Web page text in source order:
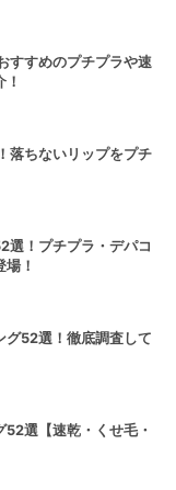
すすめのプチプラや速
落ちないリップをプチ
選！プチプラ・デパコ
！
グ52選！徹底調査して
52選【速乾・くせ毛・